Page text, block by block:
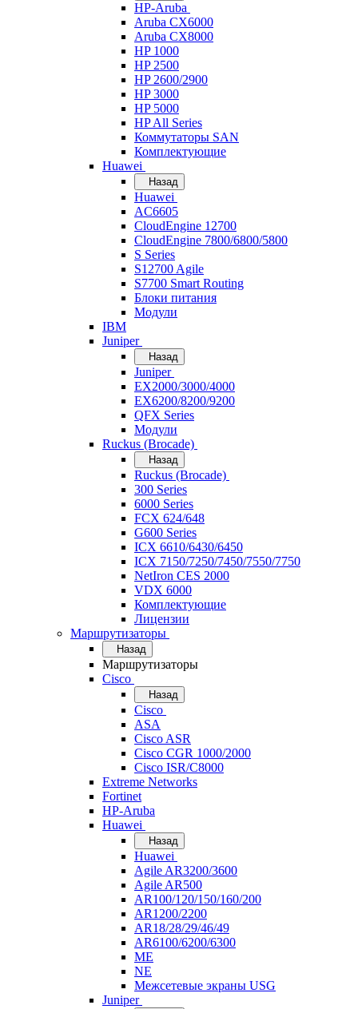
HP-Aruba
Aruba CX6000
Aruba CX8000
HP 1000
HP 2500
HP 2600/2900
HP 3000
HP 5000
HP All Series
Коммутаторы SAN
Комплектующие
Huawei
Назад
Huawei
AC6605
CloudEngine 12700
CloudEngine 7800/6800/5800
S Series
S12700 Agile
S7700 Smart Routing
Блоки питания
Модули
IBM
Juniper
Назад
Juniper
EX2000/3000/4000
EX6200/8200/9200
QFX Series
Модули
Ruckus (Brocade)
Назад
Ruckus (Brocade)
300 Series
6000 Series
FCX 624/648
G600 Series
ICX 6610/6430/6450
ICX 7150/7250/7450/7550/7750
NetIron CES 2000
VDX 6000
Комплектующие
Лицензии
Маршрутизаторы
Назад
Маршрутизаторы
Cisco
Назад
Cisco
ASA
Cisco ASR
Cisco CGR 1000/2000
Cisco ISR/С8000
Extreme Networks
Fortinet
HP-Aruba
Huawei
Назад
Huawei
Agile AR3200/3600
Agile AR500
AR100/120/150/160/200
AR1200/2200
AR18/28/29/46/49
AR6100/6200/6300
ME
NE
Межсетевые экраны USG
Juniper